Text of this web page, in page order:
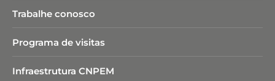
Trabalhe conosco
Programa de visitas
Infraestrutura CNPEM